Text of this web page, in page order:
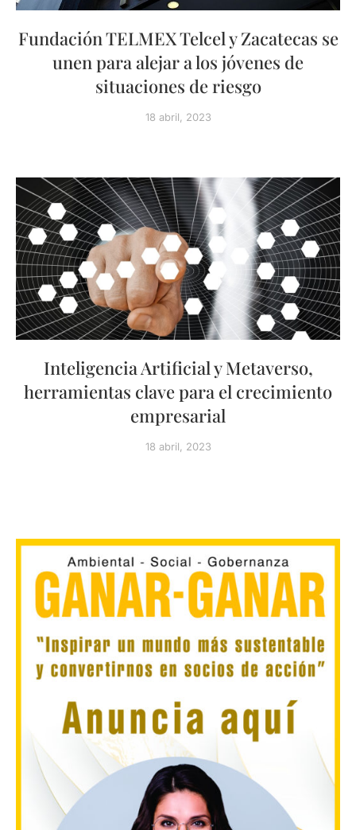
Fundación TELMEX Telcel y Zacatecas se
unen para alejar a los jóvenes de
situaciones de riesgo
18 abril, 2023
Inteligencia Artificial y Metaverso,
herramientas clave para el crecimiento
empresarial
18 abril, 2023